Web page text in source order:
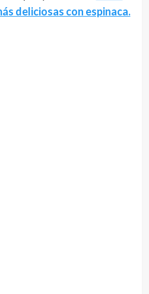
deliciosas con espinaca.